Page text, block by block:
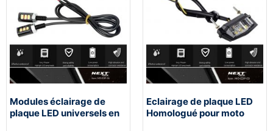
Modules éclairage de
plaque LED universels en
Eclairage de plaque LED
Homologué pour moto